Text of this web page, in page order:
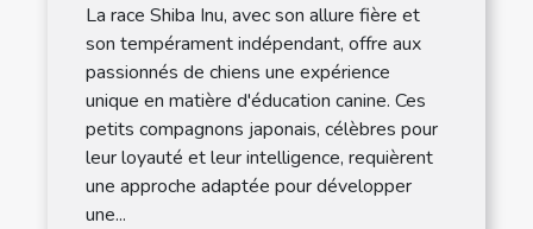
La race Shiba Inu, avec son allure fière et
son tempérament indépendant, offre aux
passionnés de chiens une expérience
unique en matière d'éducation canine. Ces
petits compagnons japonais, célèbres pour
leur loyauté et leur intelligence, requièrent
une approche adaptée pour développer
une...